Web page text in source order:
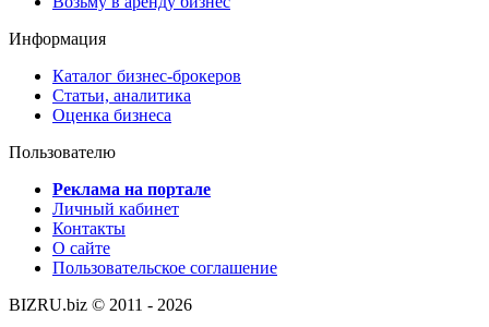
Информация
Каталог бизнес-брокеров
Статьи, аналитика
Оценка бизнеса
Пользователю
Реклама на портале
Личный кабинет
Контакты
О сайте
Пользовательское соглашение
BIZRU.biz © 2011 - 2026